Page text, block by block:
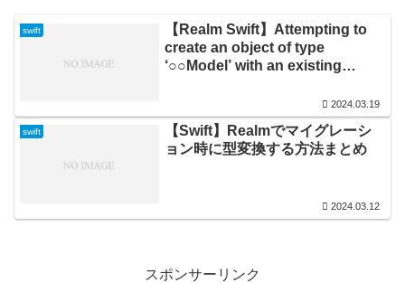
swift
【Realm Swift】Attempting to
create an object of type
‘○○Model’ with an existing
‘000000000000000000000000’の
対処法
2024.03.19
swift
【Swift】Realmでマイグレーシ
ョン時に型変換する方法まとめ
2024.03.12
スポンサーリンク